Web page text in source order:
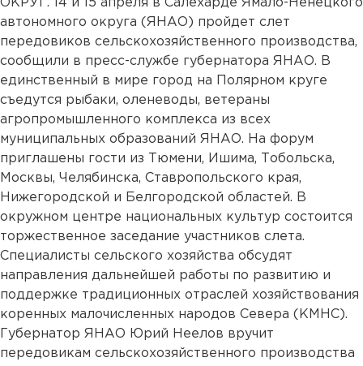
ОКРУГ. 14 и 15 апреля в Салехарде Ямало-Ненецкого
автономного округа (ЯНАО) пройдет слет
передовиков сельскохозяйственного производства,
сообщили в пресс-службе губернатора ЯНАО. В
единственный в мире город на Полярном круге
съедутся рыбаки, оленеводы, ветераны
агропромышленного комплекса из всех
муниципальных образований ЯНАО. На форум
приглашены гости из Тюмени, Ишима, Тобольска,
Москвы, Челябинска, Ставропольского края,
Нижегородской и Белгородской областей. В
окружном центре национальных культур состоится
торжественное заседание участников слета.
Специалисты сельского хозяйства обсудят
направления дальнейшей работы по развитию и
поддержке традиционных отраслей хозяйствования
коренных малочисленных народов Севера (КМНС).
Губернатор ЯНАО Юрий Неелов вручит
передовикам сельскохозяйственного производства